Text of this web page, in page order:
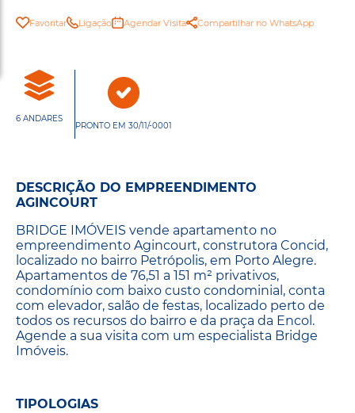
Favoritar Ligação Agendar Visita Compartilhar no WhatsApp
6 ANDARES
PRONTO EM 30/11/-0001
DESCRIÇÃO DO EMPREENDIMENTO
AGINCOURT
BRIDGE IMÓVEIS vende apartamento no
empreendimento Agincourt, construtora Concid,
localizado no bairro Petrópolis, em Porto Alegre.
Apartamentos de 76,51 a 151 m² privativos,
condomínio com baixo custo condominial, conta
com elevador, salão de festas, localizado perto de
todos os recursos do bairro e da praça da Encol.
Agende a sua visita com um especialista Bridge
Imóveis.
TIPOLOGIAS